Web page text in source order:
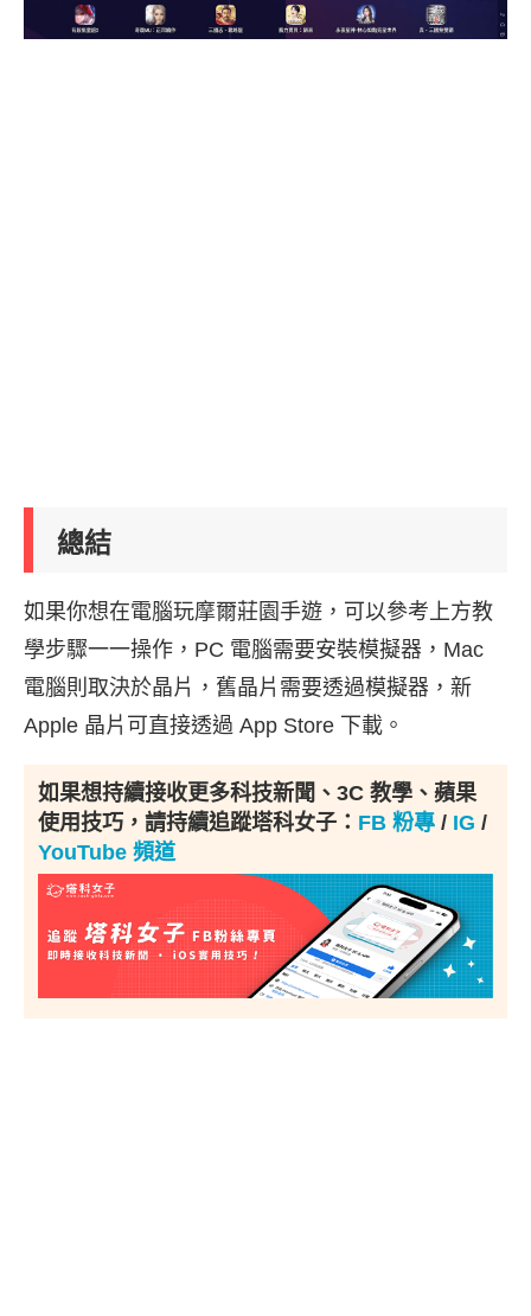
總結
如果你想在電腦玩摩爾莊園手遊，可以參考上方教
學步驟一一操作，PC 電腦需要安裝模擬器，Mac
電腦則取決於晶片，舊晶片需要透過模擬器，新
Apple 晶片可直接透過 App Store 下載。
如果想持續接收更多科技新聞、3C 教學、蘋果
使用技巧，請持續追蹤塔科女子： FB 粉專 / IG /
YouTube 頻道